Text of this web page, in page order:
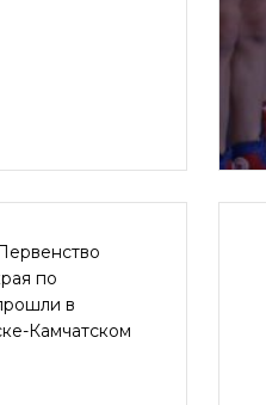
по
в
Камчатском